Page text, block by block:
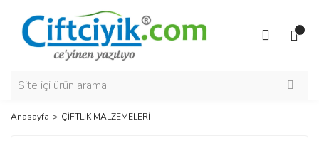
Anasayfa ÇİFTLİK MALZEMELERİ